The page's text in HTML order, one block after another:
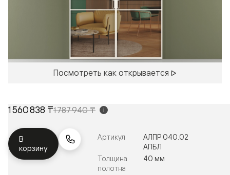
Посмотреть как открывается
1 560 838 ₸1 787 940 ₸ i
В
корзину
Артикул
АЛПР 040.02
АПБЛ
Толщина
полотна
40 мм